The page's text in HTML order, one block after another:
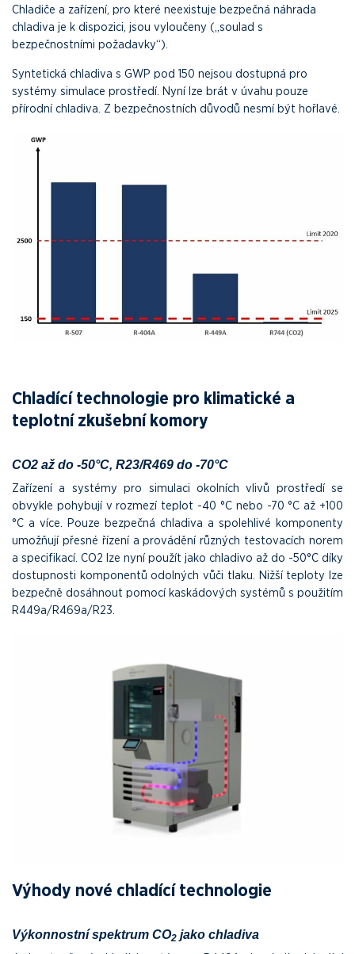
Chladiče a zařízení, pro které neexistuje bezpečná náhrada
chladiva je k dispozici, jsou vyloučeny („soulad s
bezpečnostními požadavky“).
Syntetická chladiva s GWP pod 150 nejsou dostupná pro
systémy simulace prostředí. Nyní lze brát v úvahu pouze
přírodní chladiva. Z bezpečnostních důvodů nesmí být hořlavé.
Chladící technologie pro klimatické a
teplotní zkušební komory
CO2 až do -50°C, R23/R469 do -70°C
Zařízení a systémy pro simulaci okolních vlivů prostředí se
obvykle pohybují v rozmezí teplot -40 °C nebo -70 °C až +100
°C a více. Pouze bezpečná chladiva a spolehlivé komponenty
umožňují přesné řízení a provádění různých testovacích norem
a specifikací. CO2 lze nyní použít jako chladivo až do -50°C díky
dostupnosti komponentů odolných vůči tlaku. Nižší teploty lze
bezpečně dosáhnout pomocí kaskádových systémů s použitím
R449a/R469a/R23.
Výhody nové chladící technologie
Výkonnostní spektrum CO2 jako chladiva